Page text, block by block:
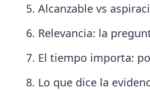
Alcanzable vs
Relevancia: la
El tiempo importa:
Lo que dice la